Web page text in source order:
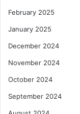
February 2025
January 2025
December 2024
November 2024
October 2024
September 2024